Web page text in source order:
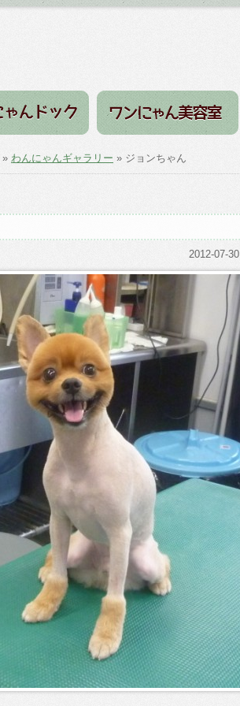
» わんにゃんギャラリー » ジョンちゃん
2012-07-30